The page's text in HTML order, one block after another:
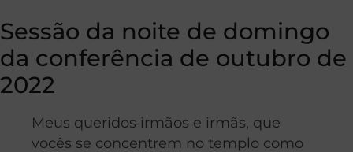
Sessão da noite de domingo
da conferência de outubro de
2022
Meus queridos irmãos e irmãs, que
vocês se concentrem no templo como